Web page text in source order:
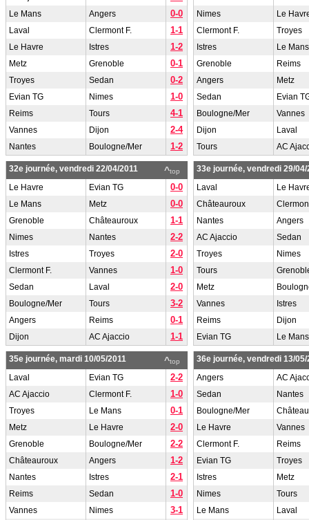
Le Mans Angers 0-0
Laval Clermont F. 1-1
Le Havre Istres 1-2
Metz Grenoble 0-1
Troyes Sedan 0-2
Evian TG Nimes 1-0
Reims Tours 4-1
Vannes Dijon 2-4
Nantes Boulogne/Mer 1-2
Nimes
Le
Clermont F.
Troyes
Istres
Le Mans
Grenoble
Reims
Angers
Metz
Sedan
Evian
Boulogne/Mer
Vannes
Dijon
Laval
Tours
AC
^top
32e journée, vendredi 22/04/2011
Le Havre
Evian TG 0-0
Le Mans Metz 0-0
Grenoble Châteauroux 1-1
Nimes Nantes 2-2
Istres Troyes 2-0
Clermont F. Vannes 1-0
Sedan Laval 2-0
Boulogne/Mer Tours 3-2
Angers Reims 0-1
Dijon AC Ajaccio 1-1
33e journée, vendredi 29/04/
Laval
Le
Châteauroux
Nantes
Angers
AC Ajaccio
Sedan
Troyes
Nimes
Tours
Metz
Vannes
Istres
Reims
Dijon
Evian TG
Le Mans
^top
35e journée, mardi 10/05/2011
Laval
Evian TG 2-2
AC Ajaccio Clermont F. 1-0
Troyes Le Mans 0-1
Metz Le Havre 2-0
Grenoble Boulogne/Mer 2-2
Châteauroux Angers 1-2
Nantes Istres 2-1
Reims Sedan 1-0
Vannes Nimes 3-1
36e journée, vendredi 13/05/
Angers
AC
Sedan
Nantes
Boulogne/Mer
Le Havre
Vannes
Clermont F.
Reims
Evian TG
Troyes
Istres
Metz
Nimes
Tours
Le Mans
Laval